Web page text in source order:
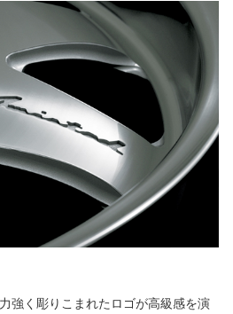
強く彫りこまれたロゴが高級感を演